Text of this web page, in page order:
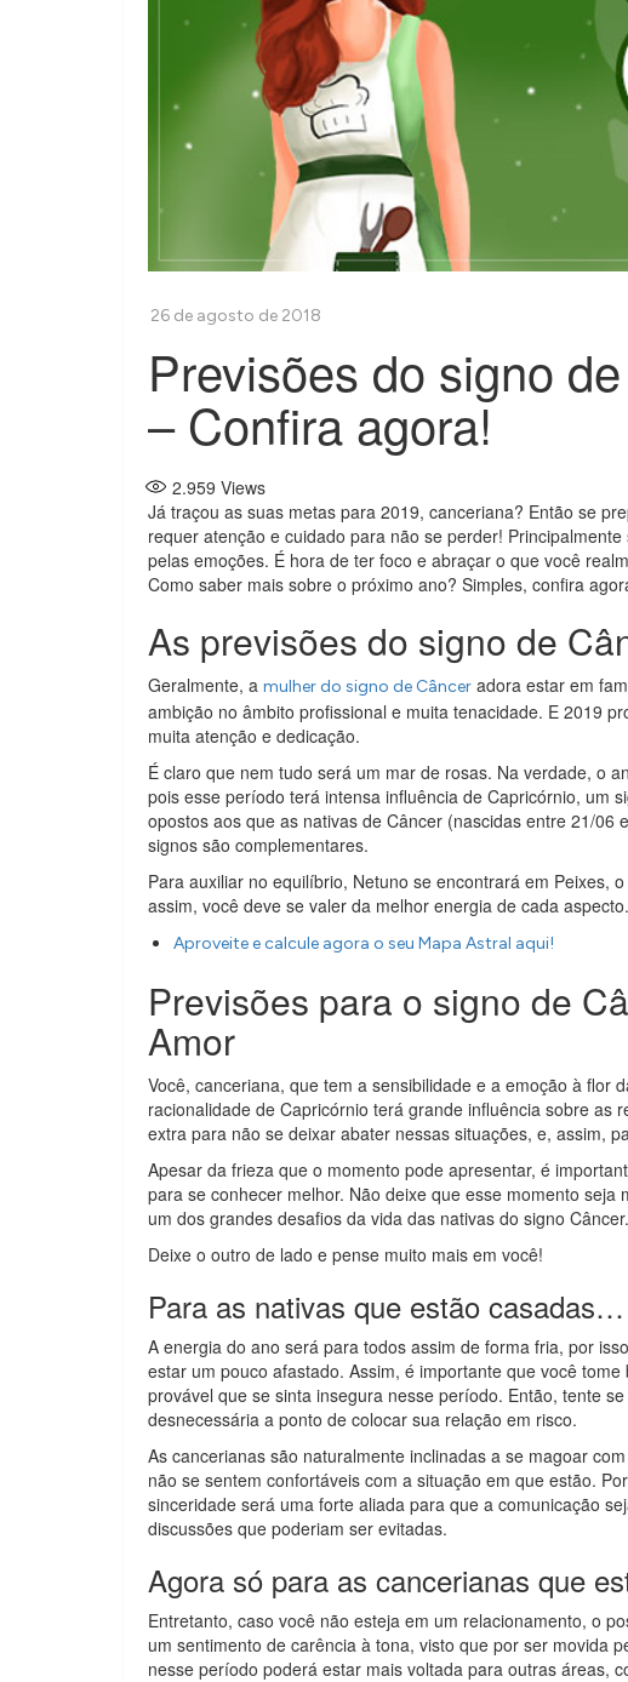
Previsões do signo
– Confira agora!
2.959 Views
Já traçou as suas metas para 2019, canceriana? Então se
requer atenção e cuidado para não se perder!
pelas emoções. É hora de ter foco e abraçar o que você
Como saber mais sobre o próximo ano? Simples, confira
As previsões do signo de
Geralmente, a mulher do signo de Câncer adora estar em
ambição no âmbito profissional e muita tenacidade. E 2019
muita atenção e dedicação.
É claro que nem tudo será um mar de rosas. Na verdade, o
pois esse período terá intensa influência de Capricórnio, um
opostos aos que as nativas de Câncer (nascidas entre 21/
signos são complementares.
Para auxiliar no equilíbrio, Netuno se encontrará em Peixes,
assim, você deve se valer da melhor energia de cada aspecto.
Aproveite e calcule agora o seu Mapa Astral aqui!
Previsões para o signo de
Amor
Você, canceriana, que tem a sensibilidade e a emoção à flor
racionalidade de Capricórnio terá grande influência sobre as
extra para não se deixar abater nessas situações, e, assim,
Apesar da frieza que o momento pode apresentar, é
para se conhecer melhor. Não deixe que esse momento
um dos grandes desafios da vida das nativas do signo Câncer.
Deixe o outro de lado e pense muito mais em você!
Para as nativas que estão casadas…
A energia do ano será para todos assim de forma fria, por
estar um pouco afastado. Assim, é importante que você
provável que se sinta insegura nesse período. Então, tente
desnecessária a ponto de colocar sua relação em risco.
As cancerianas são naturalmente inclinadas a se magoar
não se sentem confortáveis com a situação em que estão.
sinceridade será uma forte aliada para que a comunicação
discussões que poderiam ser evitadas.
Agora só para as cancerianas que
Entretanto, caso você não esteja em um relacionamento, o
um sentimento de carência à tona, visto que por ser movida
nesse período poderá estar mais voltada para outras áreas,